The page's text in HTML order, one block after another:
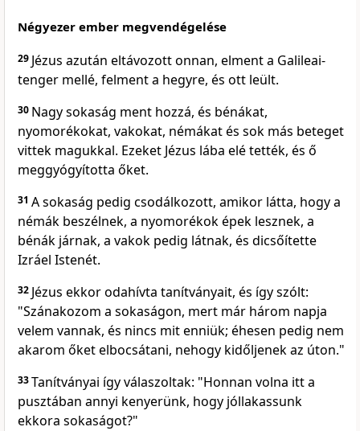
Négyezer ember megvendégelése
29 Jézus azután eltávozott onnan, elment a Galileai-
tenger mellé, felment a hegyre, és ott leült.
30 Nagy sokaság ment hozzá, és bénákat,
nyomorékokat, vakokat, némákat és sok más beteget
vittek magukkal. Ezeket Jézus lába elé tették, és ő
meggyógyította őket.
31 A sokaság pedig csodálkozott, amikor látta, hogy a
némák beszélnek, a nyomorékok épek lesznek, a
bénák járnak, a vakok pedig látnak, és dicsőítette
Izráel Istenét.
32 Jézus ekkor odahívta tanítványait, és így szólt:
"Szánakozom a sokaságon, mert már három napja
velem vannak, és nincs mit enniük; éhesen pedig nem
akarom őket elbocsátani, nehogy kidőljenek az úton."
33Tanítványai így válaszoltak: "Honnan volna itt a
pusztában annyi kenyerünk, hogy jóllakassunk
ekkora sokaságot?"